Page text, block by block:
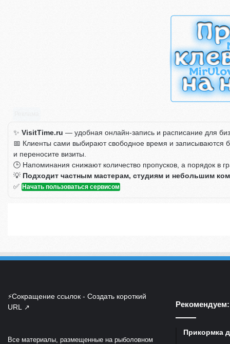
✨ VisitTime.ru — удобная онлайн-запись и расписание для
📅 Клиенты сами выбирают свободное время и записываются
и переносите визиты.
🕒 Напоминания снижают количество пропусков, а порядок в
💡 Подходит частным мастерам, студиям и небольшим
✅ Начать пользоваться сервисом
⚡Сокращение ссылок - Создать короткий
URL
↗
Все материалы, размещенные на рыболовном
Рекомендуем:
Прикормка